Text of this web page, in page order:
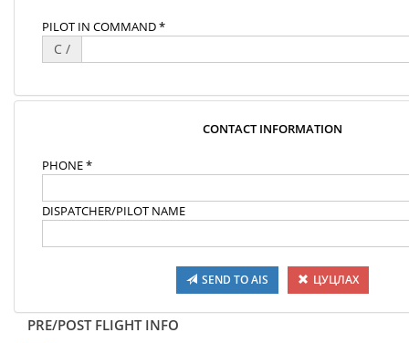
PILOT IN COMMAND *
C /
CONTACT INFORMATION
PHONE *
DISPATCHER/PILOT NAME
SEND TO AIS ЦУЦЛАХ
PRE/POST FLIGHT INFO